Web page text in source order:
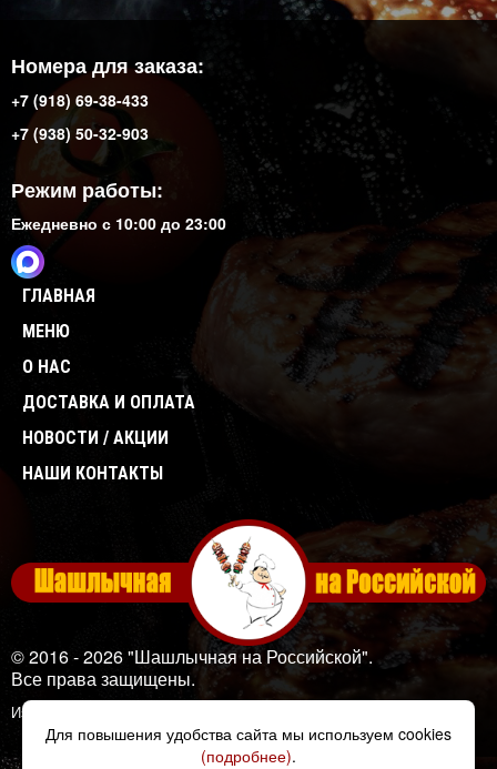
Номера для заказа:
+7 (918) 69-38-433
+7 (938) 50-32-903
Режим работы:
Ежедневно с 10:00 до 23:00
ГЛАВНАЯ
МЕНЮ
О НАС
ДОСТАВКА И ОПЛАТА
НОВОСТИ / АКЦИИ
НАШИ КОНТАКТЫ
© 2016 - 2026 "Шашлычная на Российской".
Все права защищены.
Изображения: Designed by
Для повышения удобства сайта мы используем cookies
(подробнее).